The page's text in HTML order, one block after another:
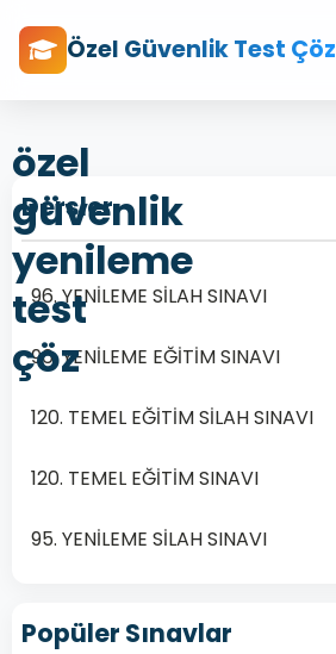
Özel Güvenlik Test Çöz
özel
güvenlik
yenileme
test
çöz
Dersler
96. YENİLEME SİLAH SINAVI
96. YENİLEME EĞİTİM SINAVI
120. TEMEL EĞİTİM SİLAH SINAVI
120. TEMEL EĞİTİM SINAVI
95. YENİLEME SİLAH SINAVI
Popüler Sınavlar